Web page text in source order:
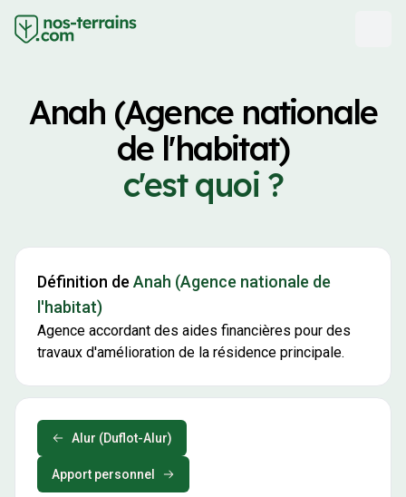
Anah (Agence nationale
de l'habitat)
c'est quoi ?
Définition de Anah (Agence nationale de
l'habitat)
Agence accordant des aides financières pour des
travaux d'amélioration de la résidence principale.
Alur (Duflot-Alur)
Apport personnel